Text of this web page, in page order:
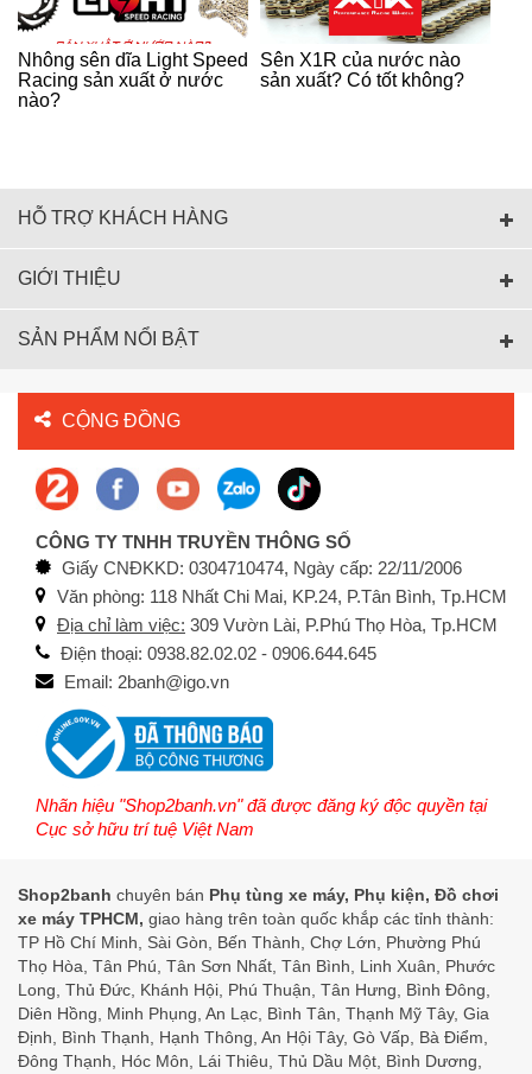
Nhông sên dĩa Light Speed
Racing sản xuất ở nước
nào?
Sên X1R của nước nào
sản xuất? Có tốt không?
HỖ TRỢ KHÁCH HÀNG
GIỚI THIỆU
SẢN PHẨM NỔI BẬT
CỘNG ĐỒNG
CÔNG TY TNHH TRUYỀN THÔNG SỐ
Giấy CNĐKKD: 0304710474, Ngày cấp: 22/11/2006
Văn phòng: 118 Nhất Chi Mai, KP.24, P.Tân Bình, Tp.HCM
Địa chỉ làm việc: 309 Vườn Lài, P.Phú Thọ Hòa, Tp.HCM
Điện thoại: 0938.82.02.02 - 0906.644.645
Email: 2banh@igo.vn
Nhãn hiệu "Shop2banh.vn" đã được đăng ký độc quyền tại
Cục sở hữu trí tuệ Việt Nam
Shop2banh chuyên bán Phụ tùng xe máy, Phụ kiện, Đồ chơi
xe máy TPHCM, giao hàng trên toàn quốc khắp các tỉnh thành:
TP Hồ Chí Minh, Sài Gòn, Bến Thành, Chợ Lớn, Phường Phú
Thọ Hòa, Tân Phú, Tân Sơn Nhất, Tân Bình, Linh Xuân, Phước
Long, Thủ Đức, Khánh Hội, Phú Thuận, Tân Hưng, Bình Đông,
Diên Hồng, Minh Phụng, An Lạc, Bình Tân, Thạnh Mỹ Tây, Gia
Định, Bình Thạnh, Hạnh Thông, An Hội Tây, Gò Vấp, Bà Điểm,
Đông Thạnh, Hóc Môn, Lái Thiêu, Thủ Dầu Một, Bình Dương,